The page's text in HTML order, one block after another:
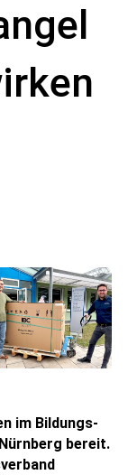
im Bildungs-
bereit.